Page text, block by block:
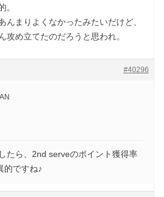
。
んまりよくなかったみたいだけど、
攻め立てたのだろうと思われ。
#40296
たら、2nd serveのポイント獲得率
ですね♪